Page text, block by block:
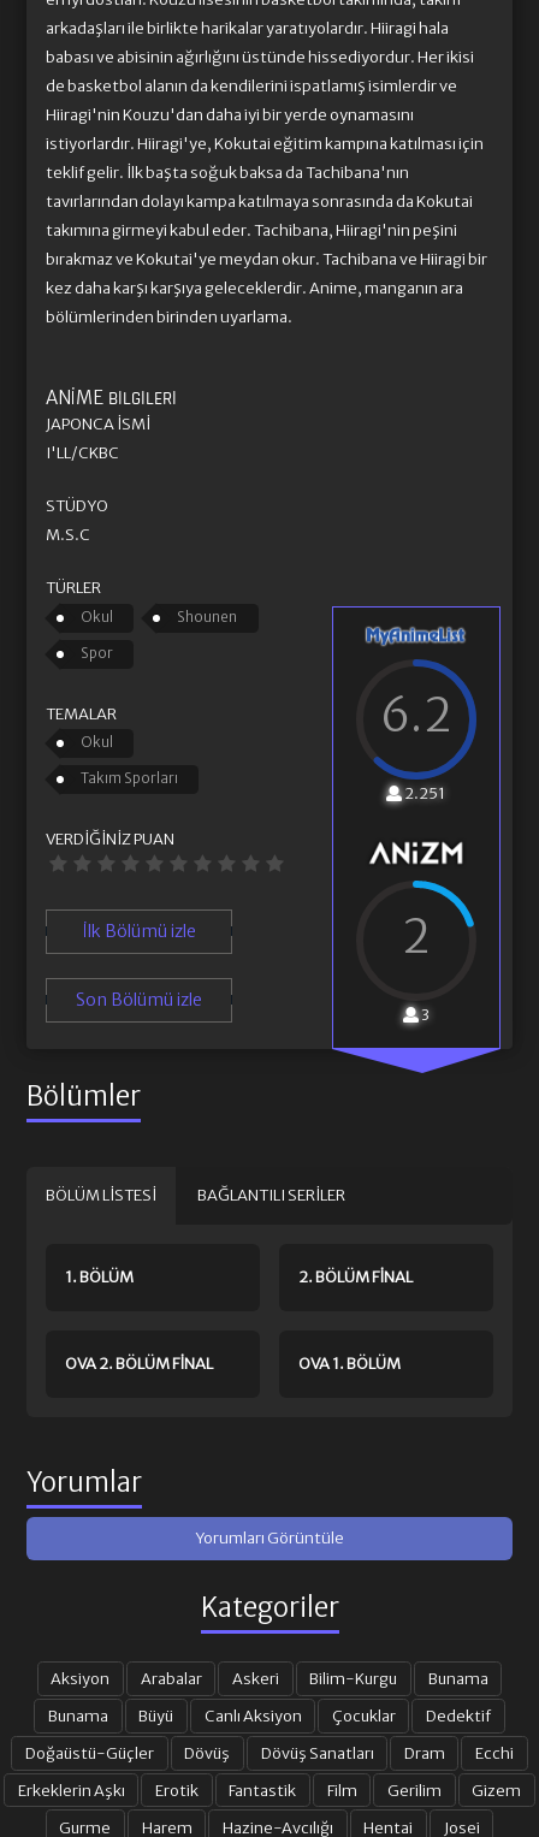
arkadaşları ile birlikte harikalar yaratıyolardır. Hiiragi hala
babası ve abisinin ağırlığını üstünde hissediyordur. Her ikisi
de basketbol alanın da kendilerini ispatlamış isimlerdir ve
Hiiragi'nin Kouzu'dan daha iyi bir yerde oynamasını
istiyorlardır. Hiiragi'ye, Kokutai eğitim kampına katılması için
teklif gelir. İlk başta soğuk baksa da Tachibana'nın
tavırlarından dolayı kampa katılmaya sonrasında da Kokutai
takımına girmeyi kabul eder. Tachibana, Hiiragi'nin peşini
bırakmaz ve Kokutai'ye meydan okur. Tachibana ve Hiiragi bir
kez daha karşı karşıya geleceklerdir. Anime, manganın ara
bölümlerinden birinden uyarlama.
6.2
2.251
2
3
ANIME BILGILERI
JAPONCA İSMI
I'LL/CKBC
STÜDYO
M.S.C
TÜRLER
Okul Shounen
Spor
TEMALAR
Okul
Takım Sporları
VERDIĞINIZ PUAN
İlk Bölümü izle
Son Bölümü izle
Bölümler
BÖLÜM LISTESI BAĞLANTILI SERILER
1. BÖLÜM 2. BÖLÜM FINAL
OVA 2. BÖLÜM FINAL OVA 1. BÖLÜM
Yorumlar
Yorumları Görüntüle
Kategoriler
Aksiyon Arabalar Askeri Bilim-Kurgu
Bunama
Bunama
Büyü Canlı Aksiyon Çocuklar
Dedektif
Doğaüstü-Güçler
Dövüş Dövüş Sanatları Dram
Ecchi
Erkeklerin Aşkı
Erotik Fantastik Film Gerilim
Gizem
Gurme
Harem Hazine-Avcılığı Hentai Josei